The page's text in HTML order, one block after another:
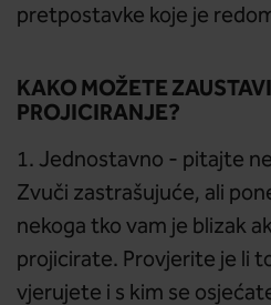
pretpostavke koje je
KAKO MOŽETE
PROJICIRANJE?
1. Jednostavno - pitajte
Zvuči zastrašujuće, ali
nekoga tko vam je blizak
projicirate. Provjerite je li
vjerujete i s kim se